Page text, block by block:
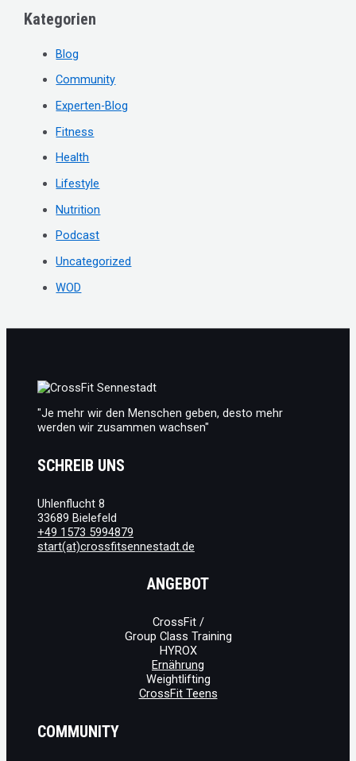
c
Kategorien
Blog
Community
Experten-Blog
Fitness
Health
Lifestyle
Nutrition
Podcast
Uncategorized
WOD
"Je mehr wir den Menschen geben, desto mehr
werden wir zusammen wachsen"
SCHREIB UNS
Uhlenflucht 8
33689 Bielefeld
+49 1573 5994879
start(at)crossfitsennestadt.de
ANGEBOT
CrossFit /
Group Class Training
HYROX
Ernährung
Weightlifting
CrossFit Teens
COMMUNITY